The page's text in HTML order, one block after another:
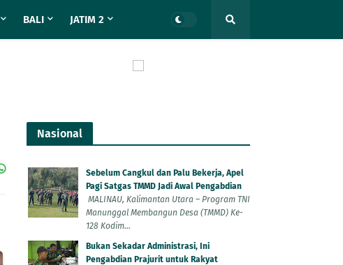
BALI JATIM 2
Nasional
Sebelum Cangkul dan Palu Bekerja, Apel
Pagi Satgas TMMD Jadi Awal Pengabdian
MALINAU, Kalimantan Utara – Program TNI
Manunggal Membangun Desa (TMMD) Ke-
128 Kodim...
Bukan Sekadar Administrasi, Ini
Pengabdian Prajurit untuk Rakyat